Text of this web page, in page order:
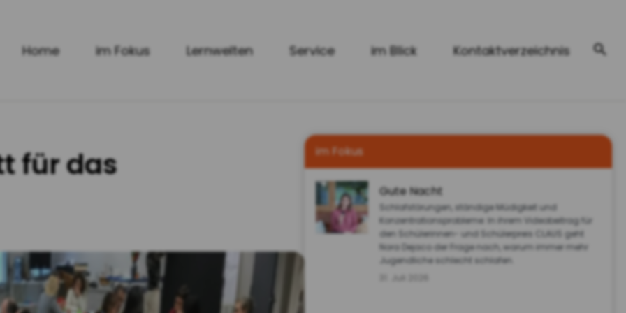
Home im Fokus Lernwelten Service im Blick Kontaktverzeichnis
für das im Fokus
Gute Nacht
Schlafstörungen, ständige Müdigkeit und
Konzentrationsprobleme: In ihrem Videobeitrag für
den Schülerinnen- und Schülerpreis CLAUS geht
Nora Dejaco der Frage nach, warum immer mehr
Jugendliche schlecht schlafen.